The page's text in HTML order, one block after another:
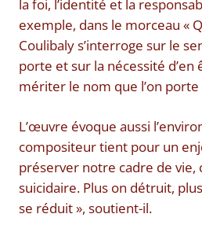
la foi, l’identité et la
exemple, dans le morceau «
Coulibaly s’interroge sur le
porte et sur la nécessité d’en
mériter le nom que l’on
L’œuvre évoque aussi
compositeur tient pour un
préserver notre cadre de vie,
suicidaire. Plus on détruit,
se réduit », soutient-il.